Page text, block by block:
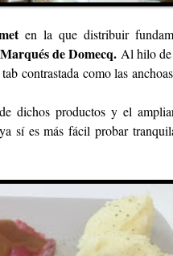
en la que distribuir
de Domecq. Al hilo de
contrastada como las
dichos productos y el
sí es más fácil probar